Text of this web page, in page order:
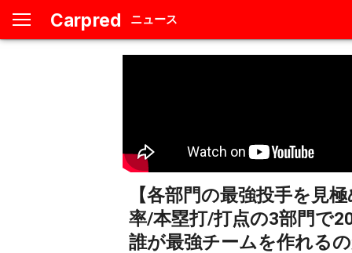
Carpred ニュース
【各部門の最強投手を見
率/本塁打/打点の3部門で
誰が最強チームを作れるの